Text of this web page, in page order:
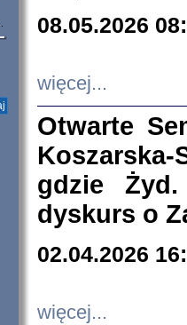
08.05.2026
więcej...
Otwarte
Koszarska-
gdzie
dyskurs o
02.04.2026
więcej...